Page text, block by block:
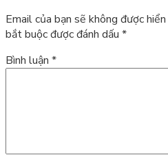
Email của bạn sẽ không được
bắt buộc được đánh dấu *
Bình luận *